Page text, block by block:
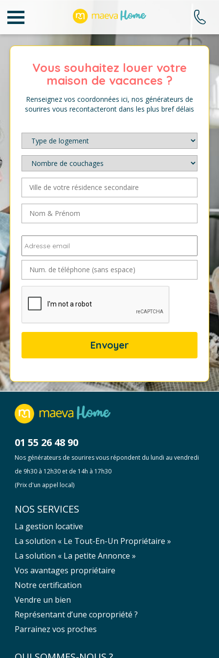
Vous souhaitez louer votre
maison de vacances ?
Renseignez vos coordonnées ici, nos générateurs de
sourires vous recontacteront dans les plus bref délais
Type
logement *
Nombre
couchages *
votre
secondaire *
Prénom *
Adresse
email *
de
téléphone
espace)
01 55 26 48 90
Nos générateurs de sourires vous répondent du lundi au vendredi
de 9h30 à 12h30 et de 14h à 17h30
(Prix d'un appel local)
NOS SERVICES
La gestion locative
La solution « Le Tout-En-Un Propriétaire »
La solution « La petite Annonce »
Vos avantages propriétaire
Notre certification
Vendre un bien
Représentant d’une copropriété ?
Parrainez vos proches